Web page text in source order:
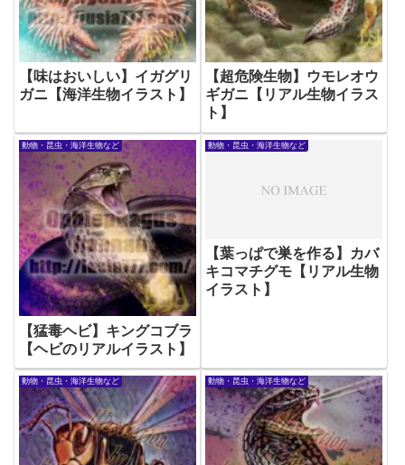
【味はおいしい】イガグリ
ガニ【海洋生物イラスト】
【超危険生物】ウモレオウ
ギガニ【リアル生物イラス
ト】
動物・昆虫・海洋生物など
【猛毒ヘビ】キングコブラ
【ヘビのリアルイラスト】
動物・昆虫・海洋生物など
【葉っぱで巣を作る】カバ
キコマチグモ【リアル生物
イラスト】
動物・昆虫・海洋生物など 動物・昆虫・海洋生物など